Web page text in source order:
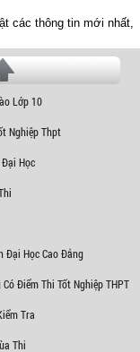
các thông tin mới nhất,
Lớp 10
Nghiệp Thpt
Học
Đại Học Cao Đẳng
Có Điểm Thi Tốt Nghiệp THPT
Tra
Thi